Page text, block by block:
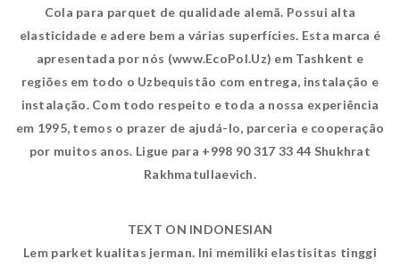
Cola para parquet de qualidade alemã. Possui alta
elasticidade e adere bem a várias superfícies. Esta marca é
apresentada por nós (www.EcoPol.Uz) em Tashkent e
regiões em todo o Uzbequistão com entrega, instalação e
instalação. Com todo respeito e toda a nossa experiência
em 1995, temos o prazer de ajudá-lo, parceria e cooperação
por muitos anos. Ligue para +998 90 317 33 44 Shukhrat
Rakhmatullaevich.
TEXT ON INDONESIAN
Lem parket kualitas jerman. Ini memiliki elastisitas tinggi